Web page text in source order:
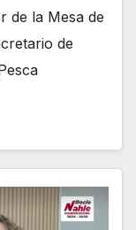
de la Mesa de
de